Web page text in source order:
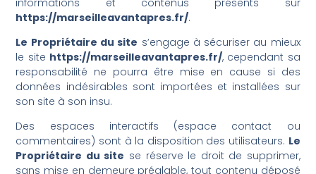
https://marseilleavantapres.fr/.
Le Propriétaire du site s’engage à sécuriser au mieux
le site https://marseilleavantapres.fr/, cependant sa
responsabilité ne pourra être mise en cause si des
données indésirables sont importées et installées sur
son site à son insu.
Des espaces interactifs (espace contact ou
commentaires) sont à la disposition des utilisateurs. Le
Propriétaire du site se réserve le droit de supprimer,
sans mise en demeure préalable, tout contenu déposé